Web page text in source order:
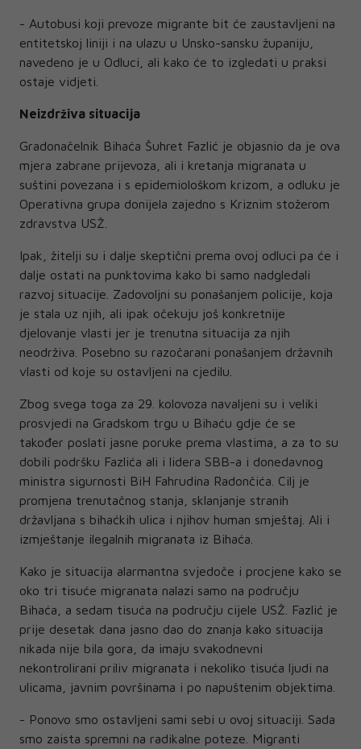
- Autobusi koji prevoze migrante bit će zaustavljeni na
entitetskoj liniji i na ulazu u Unsko-sansku županiju,
navedeno je u Odluci, ali kako će to izgledati u praksi
ostaje vidjeti.
Neizdrživa situacija
Gradonačelnik Bihaća Šuhret Fazlić je objasnio da je ova
mjera zabrane prijevoza, ali i kretanja migranata u
suštini povezana i s epidemiološkom krizom, a odluku je
Operativna grupa donijela zajedno s Kriznim stožerom
zdravstva USŽ.
Ipak, žitelji su i dalje skeptični prema ovoj odluci pa će i
dalje ostati na punktovima kako bi samo nadgledali
razvoj situacije. Zadovoljni su ponašanjem policije, koja
je stala uz njih, ali ipak očekuju još konkretnije
djelovanje vlasti jer je trenutna situacija za njih
neodrživa. Posebno su razočarani ponašanjem državnih
vlasti od koje su ostavljeni na cjedilu.
Zbog svega toga za 29. kolovoza navaljeni su i veliki
prosvjedi na Gradskom trgu u Bihaću gdje će se
također poslati jasne poruke prema vlastima, a za to su
dobili podršku Fazlića ali i lidera SBB-a i donedavnog
ministra sigurnosti BiH Fahrudina Radončića. Cilj je
promjena trenutačnog stanja, sklanjanje stranih
državljana s bihaćkih ulica i njihov human smještaj. Ali i
izmještanje ilegalnih migranata iz Bihaća.
Kako je situacija alarmantna svjedoče i procjene kako se
oko tri tisuće migranata nalazi samo na području
Bihaća, a sedam tisuća na području cijele USŽ. Fazlić je
prije desetak dana jasno dao do znanja kako situacija
nikada nije bila gora, da imaju svakodnevni
nekontrolirani priliv migranata i nekoliko tisuća ljudi na
ulicama, javnim površinama i po napuštenim objektima.
- Ponovo smo ostavljeni sami sebi u ovoj situaciji. Sada
smo zaista spremni na radikalne poteze. Migranti